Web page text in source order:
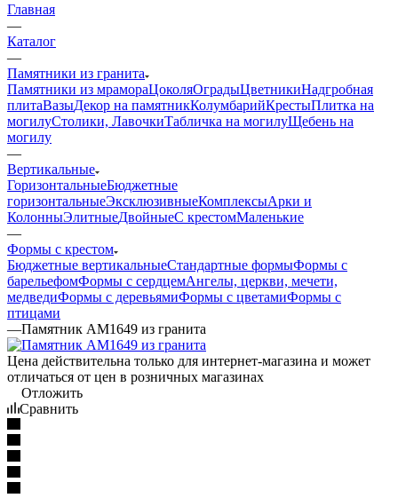
Главная
—
Каталог
—
Памятники из гранита
Памятники из мрамораЦоколяОградыЦветникиНадгробная
плитаВазыДекор на памятникКолумбарийКрестыПлитка на
могилуСтолики, ЛавочкиТабличка на могилуЩебень на
могилу
—
Вертикальные
ГоризонтальныеБюджетные
горизонтальныеЭксклюзивныеКомплексыАрки и
КолонныЭлитныеДвойныеС крестомМаленькие
—
Формы с крестом
Бюджетные вертикальныеСтандартные формыФормы с
барельефомФормы с сердцемАнгелы, церкви, мечети,
медведиФормы с деревьямиФормы с цветамиФормы с
птицами
—Памятник AM1649 из гранита
Цена действительна только для интернет-магазина и может
отличаться от цен в розничных магазинах
Отложить
Сравнить